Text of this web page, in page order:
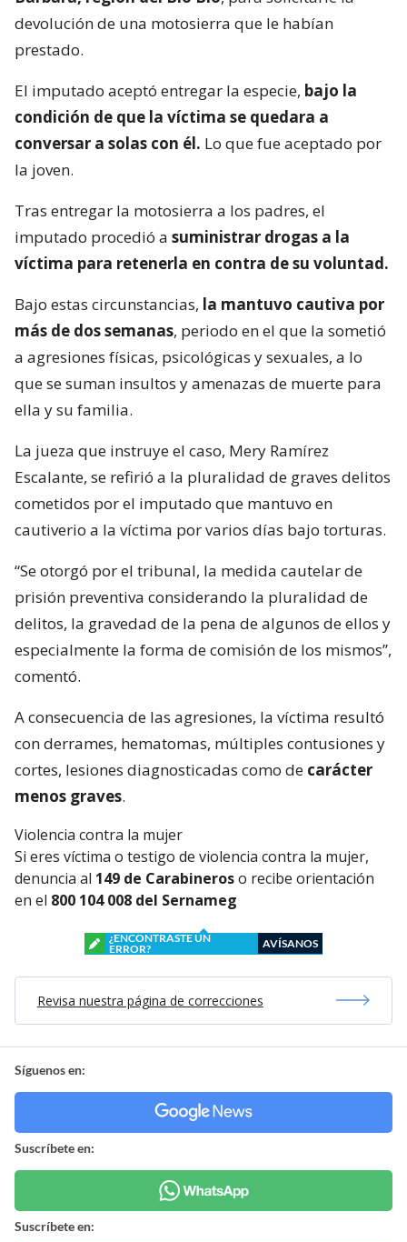
devolución de una motosierra que le habían
prestado.
El imputado aceptó entregar la especie, bajo la
condición de que la víctima se quedara a
conversar a solas con él. Lo que fue aceptado por
la joven.
Tras entregar la motosierra a los padres, el
imputado procedió a suministrar drogas a la
víctima para retenerla en contra de su voluntad.
Bajo estas circunstancias, la mantuvo cautiva por
más de dos semanas, periodo en el que la sometió
a agresiones físicas, psicológicas y sexuales, a lo
que se suman insultos y amenazas de muerte para
ella y su familia.
La jueza que instruye el caso, Mery Ramírez
Escalante, se refirió a la pluralidad de graves delitos
cometidos por el imputado que mantuvo en
cautiverio a la víctima por varios días bajo torturas.
“Se otorgó por el tribunal, la medida cautelar de
prisión preventiva considerando la pluralidad de
delitos, la gravedad de la pena de algunos de ellos y
especialmente la forma de comisión de los mismos”,
comentó.
A consecuencia de las agresiones, la víctima resultó
con derrames, hematomas, múltiples contusiones y
cortes, lesiones diagnosticadas como de carácter
menos graves.
Violencia contra la mujer
Si eres víctima o testigo de violencia contra la mujer,
denuncia al 149 de Carabineroso recibe orientación
en el 800 104 008 del Sernameg
¿ENCONTRASTE UN
ERROR?
AVÍSANOS
Revisa nuestra página de correcciones
Síguenos en:
Suscríbete en:
Suscríbete en: